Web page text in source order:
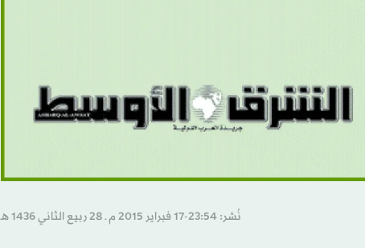
نُشر: 23:54-17 فبراير 2015 م ـ 28 ربيع الثاني 1436 هـ